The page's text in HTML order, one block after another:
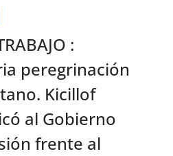
:
peregrinación
Kicillof
al Gobierno
frente al